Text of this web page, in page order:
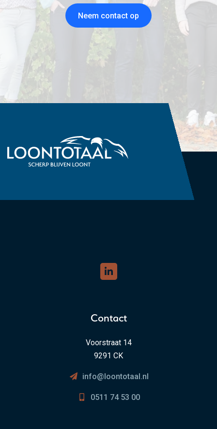
Neem contact op
Contact
Voorstraat 14
9291 CK
info@loontotaal.nl
0511 74 53 00